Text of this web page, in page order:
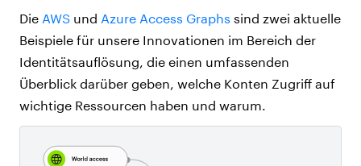
Die AWS und Azure Access Graphs sind zwei aktuelle
Beispiele für unsere Innovationen im Bereich der
Identitätsauflösung, die einen umfassenden
Überblick darüber geben, welche Konten Zugriff auf
wichtige Ressourcen haben und warum.